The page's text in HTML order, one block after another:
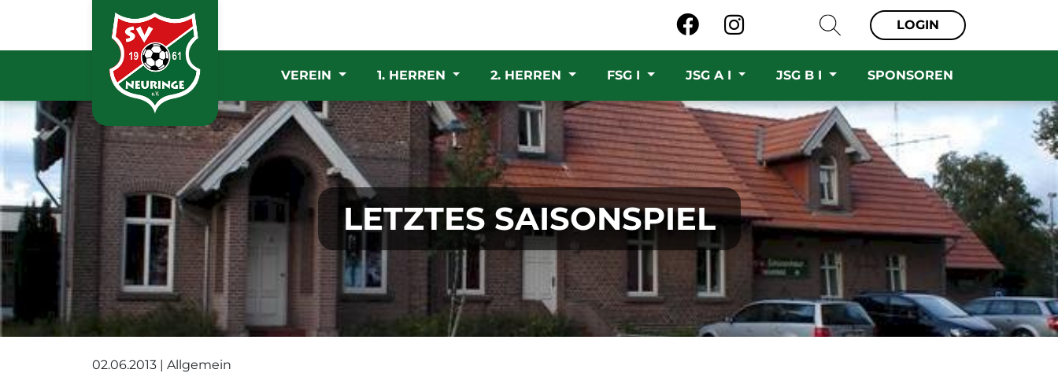
LOGIN
VEREIN 1. HERREN 2. HERREN FSG I JSG A I JSG B I SPONSOREN
LETZTES SAISONSPIEL
02.06.2013 | Allgemein